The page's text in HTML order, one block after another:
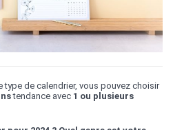
type de calendrier, vous pouvez choisir
tendance avec 1 ou plusieurs